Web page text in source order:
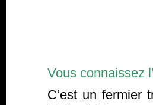
Vous connaissez
C’est un fermier